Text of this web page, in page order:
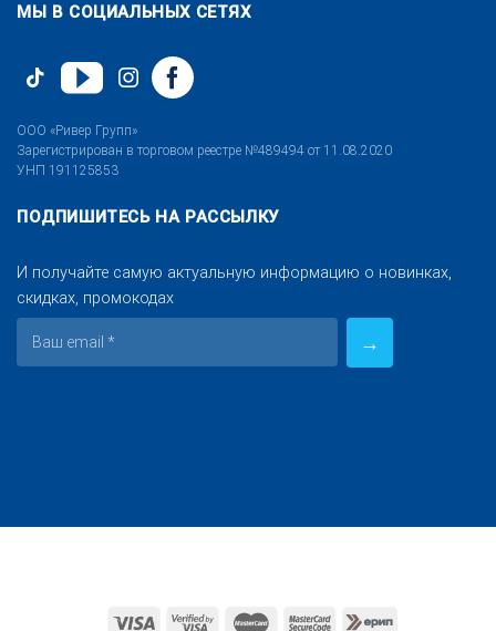
МЫ В СОЦИАЛЬНЫХ СЕТЯХ
ООО «Ривер Групп»
Зарегистрирован в торговом реестре №489494 от 11.08.2020
УНП 191125853
ПОДПИШИТЕСЬ НА РАССЫЛКУ
И получайте самую актуальную информацию о новинках,
скидках, промокодах